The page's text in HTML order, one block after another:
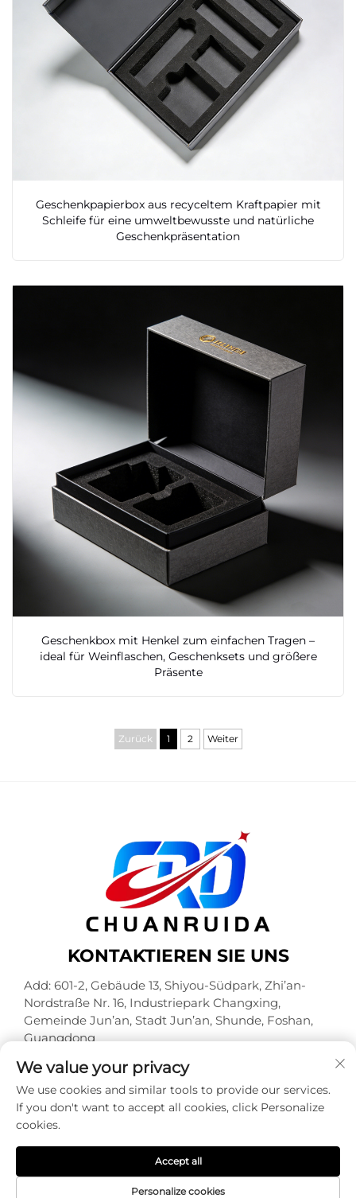
Geschenkpapierbox aus recyceltem Kraftpapier mit
Schleife für eine umweltbewusste und natürliche
Geschenkpräsentation
Geschenkbox mit Henkel zum einfachen Tragen –
ideal für Weinflaschen, Geschenksets und größere
Präsente
Zurück 1 2 Weiter
KONTAKTIEREN SIE UNS
Add: 601-2, Gebäude 13, Shiyou-Südpark, Zhi’an-
Nordstraße Nr. 16, Industriepark Changxing,
Gemeinde Jun’an, Stadt Jun’an, Shunde, Foshan,
Guangdong
Tel.: +86-18320933590
E-Mail:[email protected]
Urheberrechte © Foshan Chuanruida Verpackung Co.,
Ltd. Alle Rechte vorbehalten -
We value your privacy
We use cookies and similar tools to provide our services.
If you don't want to accept all cookies, click Personalize
cookies.
Personalize cookies
Accept all